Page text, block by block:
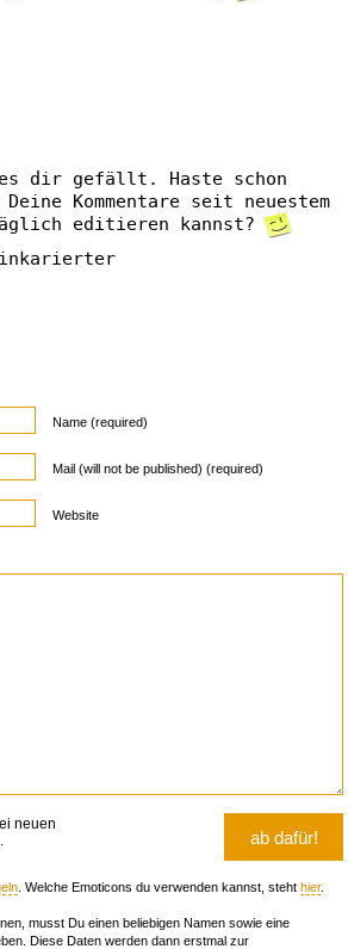
dir gefällt. Haste schon
Kommentare seit neuestem
editieren kannst?
Name (required)
Mail (will not be published) (required)
Website
neuen
. Welche Emoticons du verwenden kannst, steht hier.
musst Du einen beliebigen Namen sowie eine
Diese Daten werden dann erstmal zur